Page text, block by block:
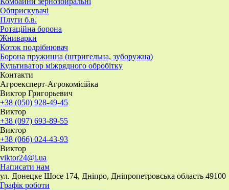
Обприскувачі
Плуги б.в.
Ротаційна борона
Жниварки
Коток подрібнювач
Борона пружинна (штригельна, зуборужна)
​Культиватор міжрядного обробітку
Контакти
Агроексперт-Агрокомісійка
Виктор Григорьевич
+38 (050) 928-49-45
Виктор
+38 (097) 693-89-55
Виктор
+38 (066) 024-43-93
Виктор
viktor24@i.ua
Написати нам
ул. Донецке Шосе 174, Дніпро, Дніпропетровська область 49100
Графік роботи